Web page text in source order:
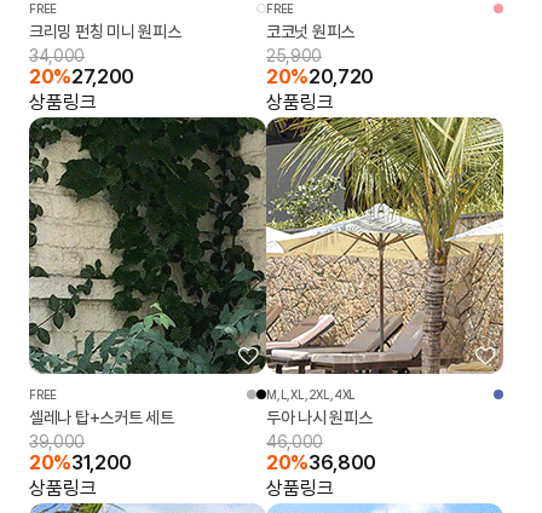
FREE
크리밍 펀칭 미니 원피스
34,000
20%27,200
상품링크
FREE
코코넛 원피스
25,900
20%20,720
상품링크
FREE
셀레나 탑+스커트 세트
39,000
20%31,200
상품링크
M,L,XL,2XL,4XL
두아 나시 원피스
46,000
20%36,800
상품링크